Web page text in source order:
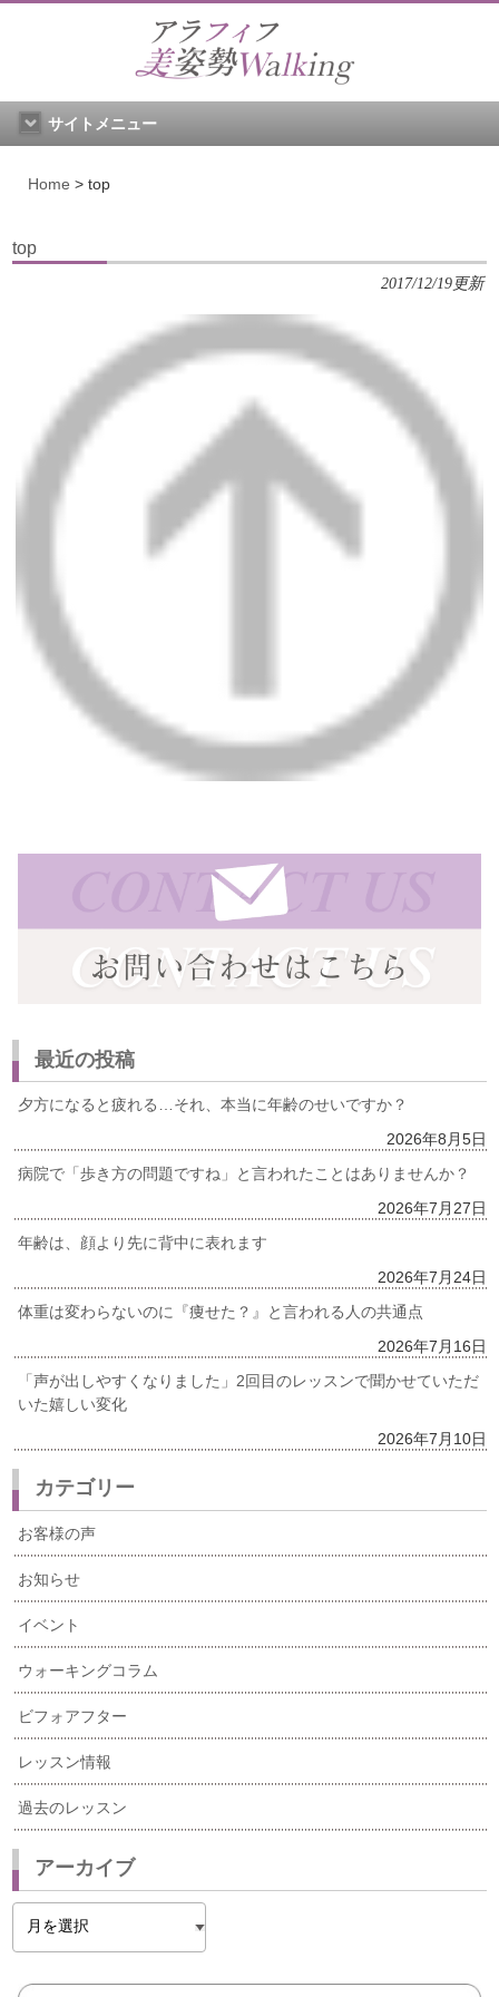
サイトメニュー
Home > top
top
2017/12/19更新
最近の投稿
夕方になると疲れる…それ、本当に年齢のせいですか？
2026年8月5日
病院で「歩き方の問題ですね」と言われたことはありませんか？
2026年7月27日
年齢は、顔より先に背中に表れます
2026年7月24日
体重は変わらないのに『痩せた？』と言われる人の共通点
2026年7月16日
「声が出しやすくなりました」2回目のレッスンで聞かせていただ
いた嬉しい変化
2026年7月10日
カテゴリー
お客様の声
お知らせ
イベント
ウォーキングコラム
ビフォアフター
レッスン情報
過去のレッスン
アーカイブ
ア
カ
イ